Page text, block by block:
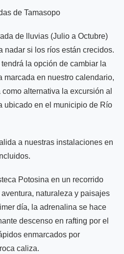
de Tamasopo
de lluvias (Julio a Octubre)
nadar si los ríos están crecidos.
la opción de cambiar la
marcada en nuestro calendario,
alternativa la excursión al
ubicado en el municipio de Río
a nuestras instalaciones en
Potosina en un recorrido
naturaleza y paisajes
día, la adrenalina se hace
descenso en rafting por el
enmarcados por
caliza.